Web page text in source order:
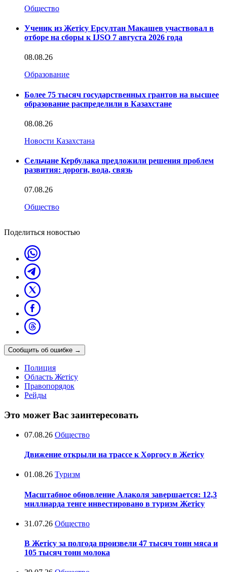
Общество
Ученик из Жетісу Ерсултан Макашев участвовал в
отборе на сборы к IJSO 7 августа 2026 года
08.08.26
Образование
Более 75 тысяч государственных грантов на высшее
образование распределили в Казахстане
08.08.26
Новости Казахстана
Сельчане Кербулака предложили решения проблем
развития: дороги, вода, связь
07.08.26
Общество
Поделиться новостью
Сообщить об ошибке →
Полиция
Область Жетісу
Правопорядок
Рейды
Это может Вас заинтересовать
07.08.26 Общество
Движение открыли на трассе к Хоргосу в Жетісу
01.08.26 Туризм
Масштабное обновление Алаколя завершается: 12,3
миллиарда тенге инвестировано в туризм Жетісу
31.07.26 Общество
В Жетісу за полгода произвели 47 тысяч тонн мяса и
105 тысяч тонн молока